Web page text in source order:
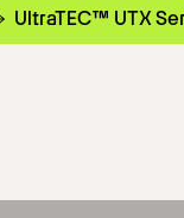
UltraTEC™ UTX